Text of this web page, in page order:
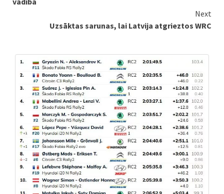
Next
Uzsāktas sarunas, lai Latvija atgrieztos WRC